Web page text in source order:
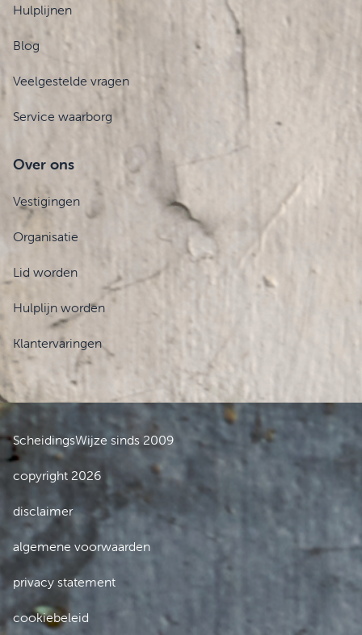
Hulplijnen
Blog
Veelgestelde vragen
Service waarborg
Over ons
Vestigingen
Organisatie
Lid worden
Hulplijn worden
Klantervaringen
ScheidingsWijze sinds 2009
copyright 2026
disclaimer
algemene voorwaarden
privacy statement
cookiebeleid